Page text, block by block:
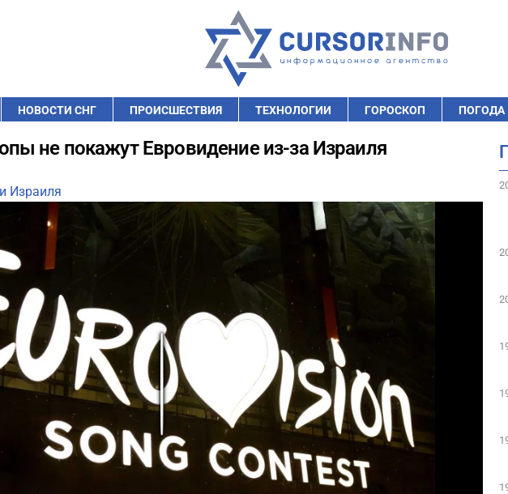
НОВОСТИ СНГ ПРОИСШЕСТВИЯ ТЕХНОЛОГИИ ГОРОСКОП ПОГОДА
не покажут Евровидение из-за Израиля
Израиля
Play